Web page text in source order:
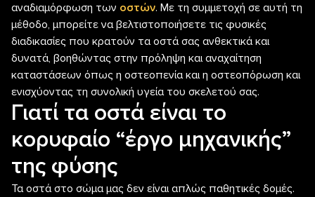
αναδιαμόρφωση των οστών. Με τη συμμετοχή σε αυτή τη
μέθοδο, μπορείτε να βελτιστοποιήσετε τις φυσικές
διαδικασίες που κρατούν τα οστά σας ανθεκτικά και
δυνατά, βοηθώντας στην πρόληψη και αναχαίτηση
καταστάσεων όπως η οστεοπενία και η οστεοπόρωση και
ενισχύοντας τη συνολική υγεία του σκελετού σας.
Γιατί τα οστά είναι το
κορυφαίο “έργο μηχανικής”
της φύσης
Τα οστά στο σώμα μας δεν είναι απλώς παθητικές δομές.